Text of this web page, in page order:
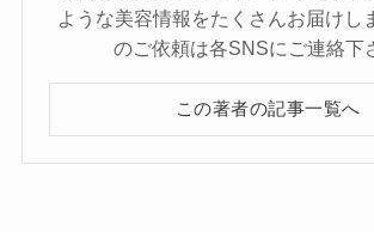
ような美容情報をたくさんお届けし
のご依頼は各SNSにご連絡下
この著者の記事一覧へ